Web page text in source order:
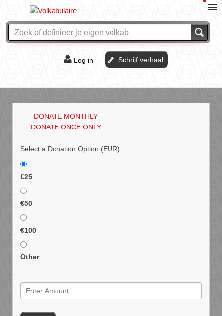
Log in Schrijf verhaal
DONATE MONTHLY
DONATE ONCE ONLY
Select a Donation Option (EUR)
€25
€50
€100
Other